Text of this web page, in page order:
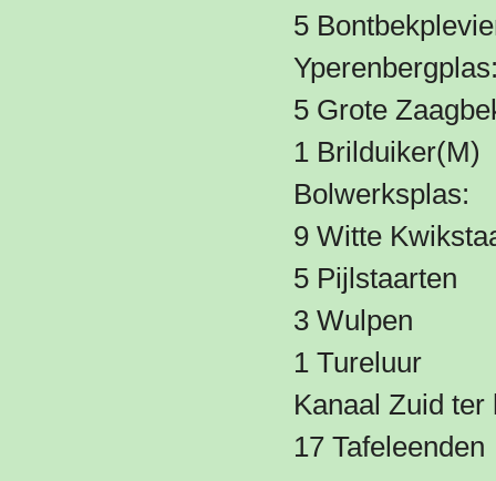
5
5 Grote
1 Brilduiker(M)
Bolwerksplas:
9 Witte
5 Pijlstaarten
3 Wulpen
1 Tureluur
Kanaal Zuid ter
17 Tafeleenden